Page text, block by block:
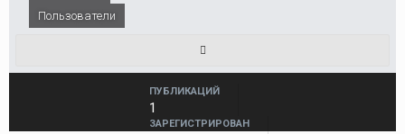
Пользователи
ПУБЛИКАЦИЙ
1
ЗАРЕГИСТРИРОВАН